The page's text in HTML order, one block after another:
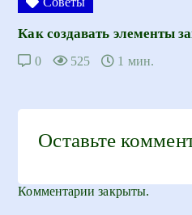
Как создавать элементы
0 525 1 мин.
Оставьте
Комментарии закрыты.